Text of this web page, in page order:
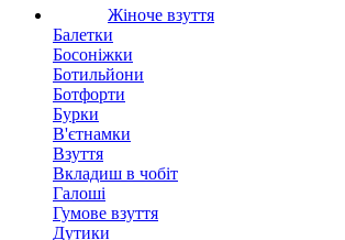
Жіноче взуття
Балетки
Босоніжки
Ботильйони
Ботфорти
Бурки
В'єтнамки
Взуття
Вкладиш в чобіт
Галоші
Гумове взуття
Дутики